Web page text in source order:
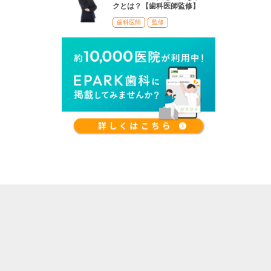
クとは？【歯科医師監修】
歯科医師 監修